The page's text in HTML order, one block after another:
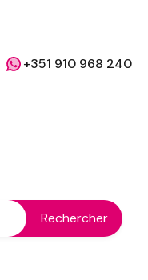
+351 910 968 240